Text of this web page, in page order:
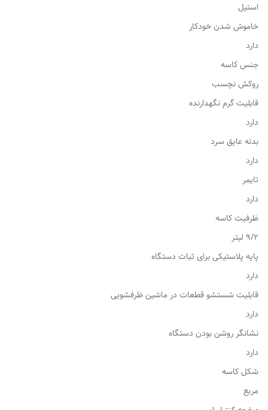
استیل
خاموش شدن خودکار
دارد
جنس کاسه
روکش نچسب
قابلیت گرم نگهدارنده
دارد
بدنه عایق سرد
دارد
تایمر
دارد
ظرفیت کاسه
۹/۲ لیتر
پایه پلاستیکی برای ثبات دستگاه
دارد
قابلیت شستشو قطعات در ماشین ظرفشویی
دارد
نشانگر روشن بودن دستگاه
دارد
شکل کاسه
مربع